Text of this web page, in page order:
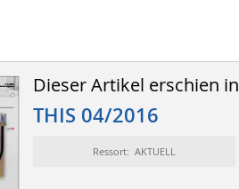
Dieser Artikel erschien in
THIS 04/2016
Ressort: AKTUELL